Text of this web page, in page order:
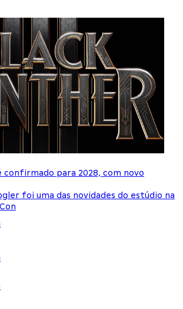
confirmado para 2028, com novo
foi uma das novidades do estúdio na